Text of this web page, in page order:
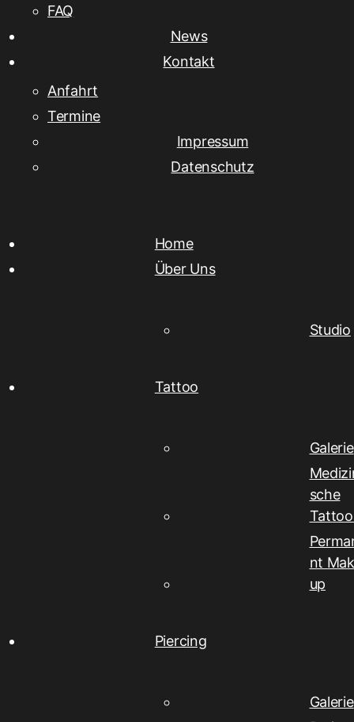
FAQ
News
Kontakt
Anfahrt
Termine
Impressum
Datenschutz
Home
Über Uns
Studio
Tattoo
Galerie
sche
nt
up
Piercing
Galerie